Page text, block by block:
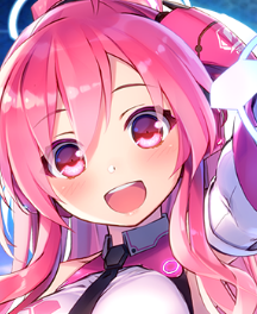
ション